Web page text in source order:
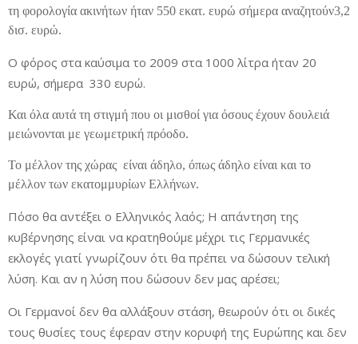
τη φορολογία ακινήτων ήταν 550 εκατ. ευρώ σήμερα αναζητούν3,2
δισ. ευρώ.
Ο φόρος στα καύσιμα το 2009 στα 1000 λίτρα ήταν 20
ευρώ, σήμερα 330 ευρώ.
Και όλα αυτά τη στιγμή που οι μισθοί για όσους έχουν δουλειά
μειώνονται με γεωμετρική πρόοδο.
Το μέλλον της χώρας είναι άδηλο, όπως άδηλο είναι και το
μέλλον των εκατομμυρίων Ελλήνων.
Πόσο θα αντέξει ο Ελληνικός λαός; Η απάντηση της
κυβέρνησης είναι να κρατηθούμε μέχρι τις Γερμανικές
εκλογές γιατί γνωρίζουν ότι θα πρέπει να δώσουν τελική
λύση. Και αν η λύση που δώσουν δεν μας αρέσει;
Οι Γερμανοί δεν θα αλλάξουν στάση, θεωρούν ότι οι δικές
τους θυσίες τους έφεραν στην κορυφή της Ευρώπης και δεν